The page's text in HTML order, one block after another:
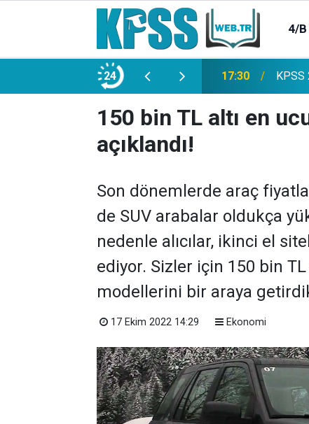
4/B
24
Memur Alımı Başlıyor! 21:20 TL
150 bin TL altı en
açıklandı!
Son dönemlerde araç
de SUV arabalar oldukça
nedenle alıcılar, ikinci el
ediyor. Sizler için 150 bin
modellerini bir araya
17 Ekim 2022 14:29 Ekonomi